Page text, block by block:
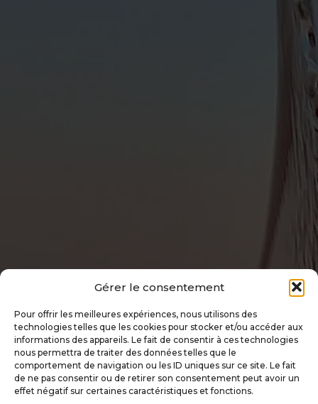
Gérer le consentement
Pour offrir les meilleures expériences, nous utilisons des
technologies telles que les cookies pour stocker et/ou accéder aux
informations des appareils. Le fait de consentir à ces technologies
nous permettra de traiter des données telles que le
comportement de navigation ou les ID uniques sur ce site. Le fait
de ne pas consentir ou de retirer son consentement peut avoir un
effet négatif sur certaines caractéristiques et fonctions.